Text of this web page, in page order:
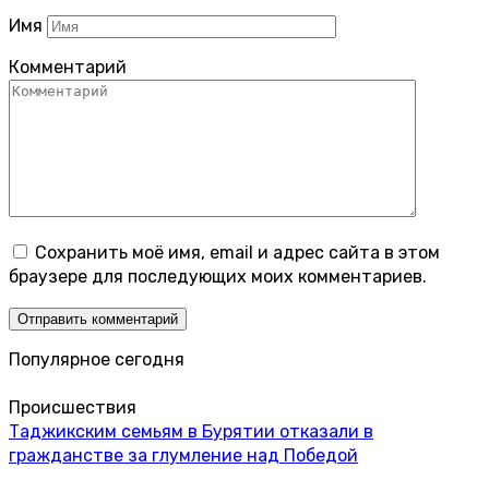
Имя
Комментарий
Сохранить моё имя, email и адрес сайта в этом
браузере для последующих моих комментариев.
Популярное сегодня
Происшествия
Таджикским семьям в Бурятии отказали в
гражданстве за глумление над Победой